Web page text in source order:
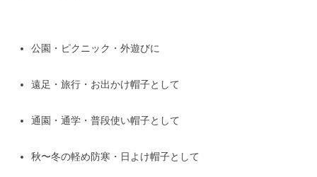
公園・ピクニック・外遊びに
遠足・旅行・お出かけ帽子として
通園・通学・普段使い帽子として
秋〜冬の軽め防寒・日よけ帽子として